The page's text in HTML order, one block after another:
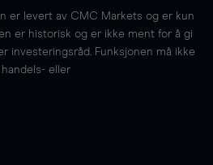
er levert av CMC Markets og er kun
er historisk og er ikke ment for å gi
investeringsråd. Funksjonen må ikke
eller